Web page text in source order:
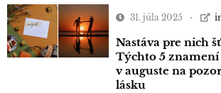
31. júla 2025
Nastáva pre nich
Týchto 5
v auguste na
lásku